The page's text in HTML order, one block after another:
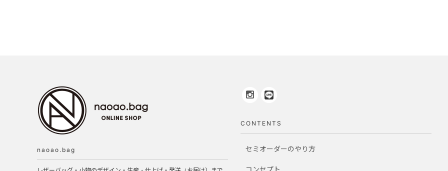
naoao.bag
CONTENTS
セミオーダーのやり方
コンセプト